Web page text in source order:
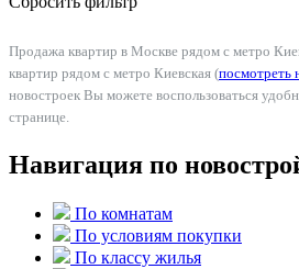
Продажа квартир в Москве рядом с метро
квартир рядом с метро Киевская (посмотреть
новостроек Вы можете воспользоваться
странице.
Навигация по
По комнатам
По условиям покупки
По классу жилья